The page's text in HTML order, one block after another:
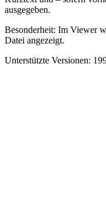
ausgegeben.
Besonderheit: Im Viewer
Datei angezeigt.
Unterstützte Versionen: